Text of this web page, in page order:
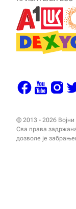
© 2013 - 2026 Војни
Сва права
дозволе је